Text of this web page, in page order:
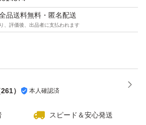
品送料無料・匿名配送
、評価後、出品者に支払われます
261） 本人確認済
スピード＆安心発送